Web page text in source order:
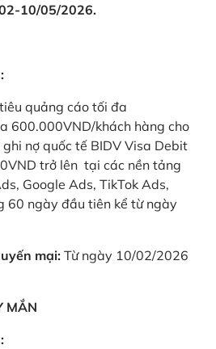
10/05/2026.
quảng cáo tối đa
600.000VND/khách hàng cho
nợ quốc tế BIDV Visa Debit
trở lên tại các nền tảng
Google Ads, TikTok Ads,
60 ngày đầu tiên kể từ ngày
mại: Từ ngày 10/02/2026
MẮN